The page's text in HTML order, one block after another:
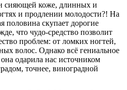
сияющей коже, длинных и
и продлении молодости?! На
половина скупает дорогие
что чудо-средство позволит
проблем: от ломких ногтей,
волос. Однако всё гениальное
одарила нас источником
точнее, виноградной